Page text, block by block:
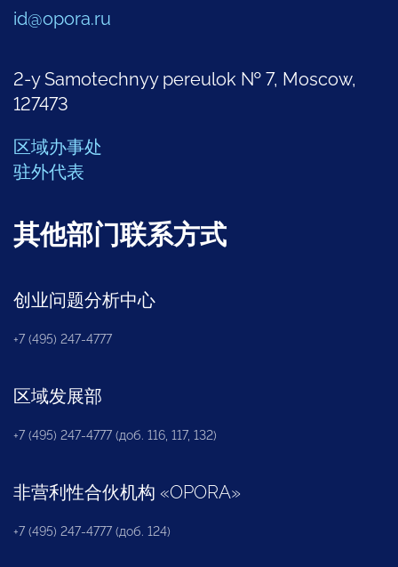
id@opora.ru
2-y Samotechnyy pereulok № 7, Moscow,
127473
区域办事处
驻外代表
其他部门联系方式
创业问题分析中心
+7 (495) 247-4777
区域发展部
+7 (495) 247-4777 (доб. 116, 117, 132)
非营利性合伙机构 «OPORA»
+7 (495) 247-4777 (доб. 124)